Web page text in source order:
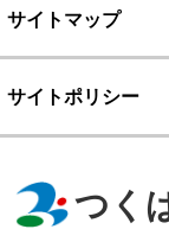
サイトマップ
サイトポリシー
つく